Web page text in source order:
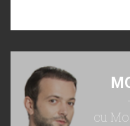
cu